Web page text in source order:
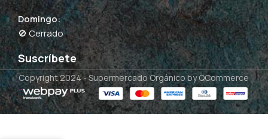
Domingo:
🚫 Cerrado
Suscríbete
Copyright 2024 -Supermercado Orgánico by QCommerce